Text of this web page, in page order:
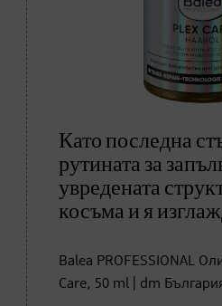
Като последна
рутината за
увредената
косъма и я
Balea PROFESSIONAL
Care, 50 ml | dm